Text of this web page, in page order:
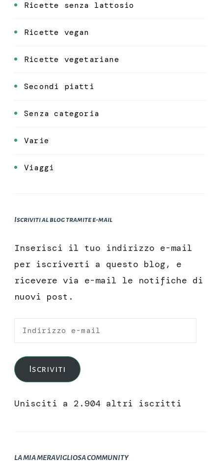
Ricette senza lattosio
Ricette vegan
Ricette vegetariane
Secondi piatti
Senza categoria
Varie
Viaggi
Iscriviti al blog tramite e-mail
Inserisci il tuo indirizzo e-mail
per iscriverti a questo blog, e
ricevere via e-mail le notifiche di
nuovi post.
Indirizzo
mail
Iscriviti
Unisciti a 2.904 altri iscritti
LA MIA MERAVIGLIOSA COMMUNITY